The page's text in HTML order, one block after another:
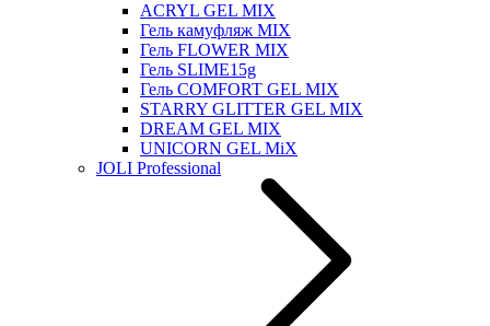
ACRYL GEL MIX
Гель камуфляж MIX
Гель FLOWER MIX
Гель SLIME15g
Гель COMFORT GEL MIX
STARRY GLITTER GEL MIX
DREAM GEL MIX
UNICORN GEL MiX
JOLI Professional